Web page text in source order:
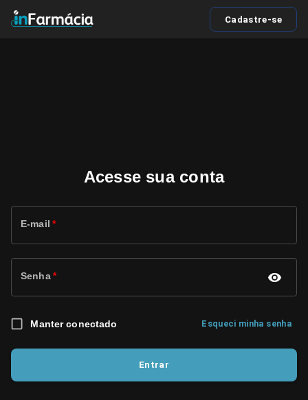
Cadastre-se
Acesse sua conta
E-mail *
Senha *
Manter conectado Esqueci minha senha
Entrar